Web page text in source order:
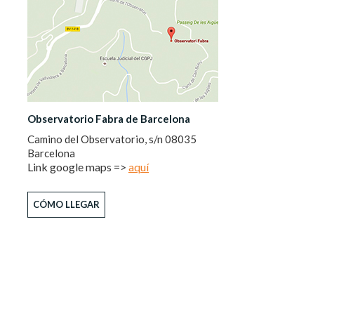
Observatorio Fabra de Barcelona
Camino del Observatorio, s/n 08035
Barcelona
Link google maps => aquí
CÓMO LLEGAR